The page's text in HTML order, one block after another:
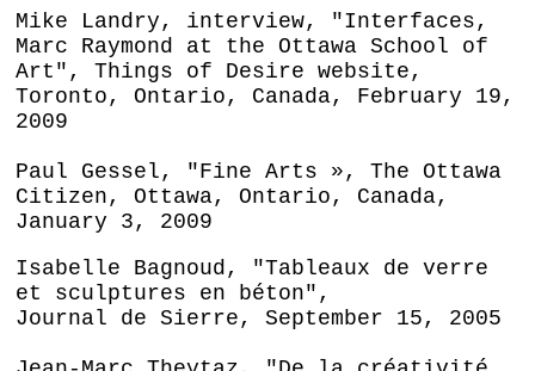
Mike Landry, interview, "Interfaces,
Marc Raymond at the Ottawa School of
Art", Things of Desire website,
Toronto, Ontario, Canada, February 19,
2009
Paul Gessel, "Fine Arts », The Ottawa
Citizen, Ottawa, Ontario, Canada,
January 3, 2009
Isabelle Bagnoud, "Tableaux de verre
et sculptures en béton",
Journal de Sierre, September 15, 2005